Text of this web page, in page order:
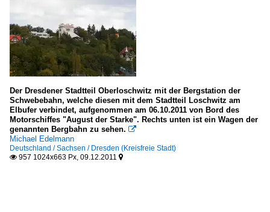
Der Dresdener Stadtteil Oberloschwitz mit der Bergstation der
Schwebebahn, welche diesen mit dem Stadtteil Loschwitz am
Elbufer verbindet, aufgenommen am 06.10.2011 von Bord des
Motorschiffes "August der Starke". Rechts unten ist ein Wagen der
genannten Bergbahn zu sehen. 
Michael Edelmann
Deutschland / Sachsen / Dresden (Kreisfreie Stadt)
 957 1024x663 Px, 09.12.2011 